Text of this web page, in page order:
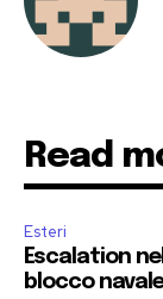
Read
Esteri
Escalation
blocco